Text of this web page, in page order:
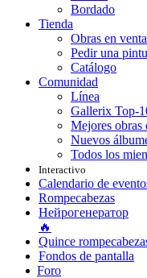
Bordado
Tienda
Obras en venta
Pedir una
Catálogo
Comunidad
Línea
Gallerix Top-
Mejores obras
Nuevos
Todos los
Interactivo
Calendario de
Rompecabezas
Нейрогенератор
🔥
Quince
Fondos de pantalla
Foro